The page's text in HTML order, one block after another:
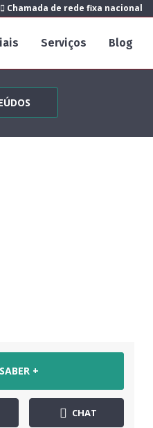
Chamada de rede fixa nacional
Serviços Blog
SABER +
CHAT